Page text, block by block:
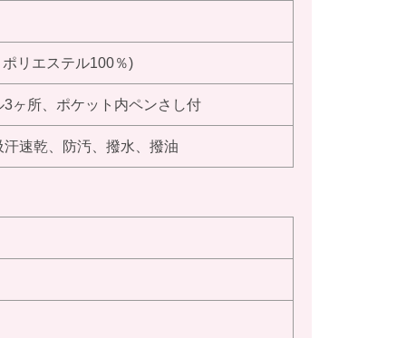
リエステル100％)
ヶ所、ポケット内ペンさし付
速乾、防汚、撥水、撥油